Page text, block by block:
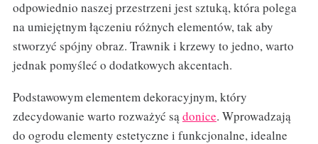
odpowiednio naszej przestrzeni jest sztuką, która polega
na umiejętnym łączeniu różnych elementów, tak aby
stworzyć spójny obraz. Trawnik i krzewy to jedno, warto
jednak pomyśleć o dodatkowych akcentach.
Podstawowym elementem dekoracyjnym, który
zdecydowanie warto rozważyć są donice. Wprowadzają
do ogrodu elementy estetyczne i funkcjonalne, idealne